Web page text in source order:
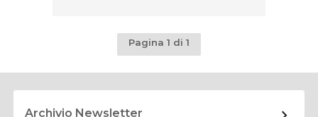
Pagina 1 di 1
Archivio Newsletter